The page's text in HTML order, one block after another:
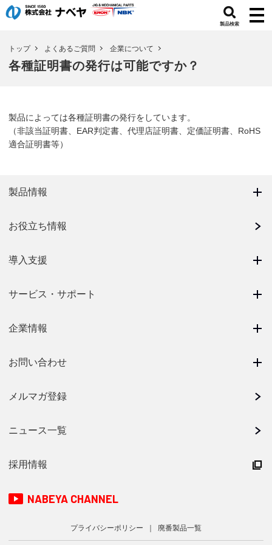
製品検索
トップ よくあるご質問 企業について
各種証明書の発行は可能ですか？
製品によっては各種証明書の発行をしています。
（非該当証明書、EAR判定書、代理店証明書、定価証明書、RoHS
適合証明書等）
製品情報
お役立ち情報
導入支援
サービス・サポート
企業情報
お問い合わせ
メルマガ登録
ニュース一覧
採用情報
NABEYA CHANNEL
プライバシーポリシー 廃番製品一覧